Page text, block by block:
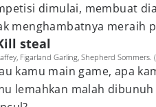
dimulai, membuat
menghambatnya meraih
steal
Figarland Garling, Shepherd Sommers.
kamu main game, apa
lemahkan malah